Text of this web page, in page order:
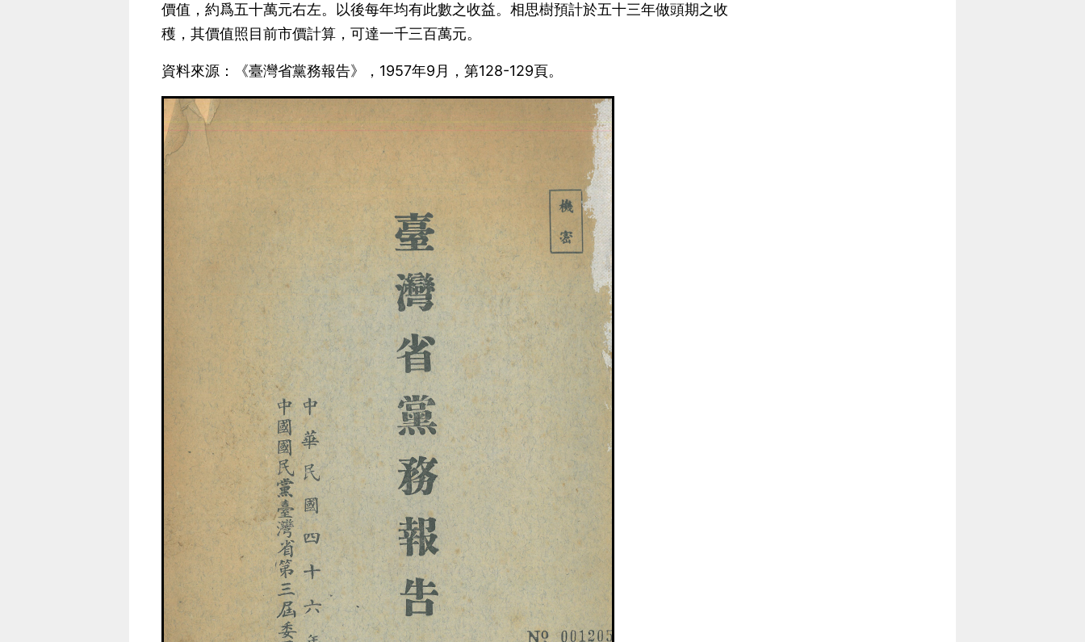
價值，約爲五十萬元右左。以後每年均有此數之收益。相思樹預計於五十三年做頭期之收
穫，其價值照目前市價計算，可達一千三百萬元。
資料來源：《臺灣省黨務報告》，1957年9月，第128-129頁。